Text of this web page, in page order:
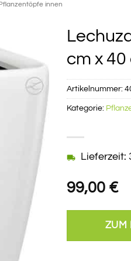
innen
cm x
99,00 €
Lieferzeit:
ZUM
Artikelnummer:
Kategorie: